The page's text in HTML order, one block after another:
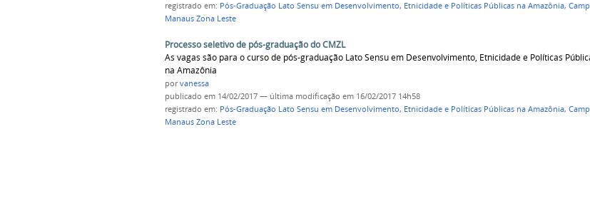
registrado em: Pós-Graduação Lato Sensu em Desenvolvimento, Etnicidade e Políticas Públicas na Amazônia,
Manaus Zona Leste
Processo seletivo de pós-graduação do CMZL
As vagas são para o curso de pós-graduação Lato Sensu em Desenvolvimento, Etnicidade e Políticas
na Amazônia
porvanessa
publicado em 14/02/2017 — última modificação em 16/02/2017 14h58
registrado em: Pós-Graduação Lato Sensu em Desenvolvimento, Etnicidade e Políticas Públicas na Amazônia,
Manaus Zona Leste